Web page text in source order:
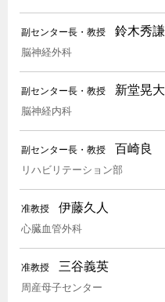
副センター長・教授 鈴木秀謙
脳神経外科
副センター長・教授 新堂晃大
脳神経内科
副センター長・教授 百崎良
リハビリテーション部
准教授 伊藤久人
心臓血管外科
准教授 三谷義英
周産母子センター